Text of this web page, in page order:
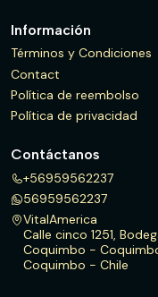
Información
Términos y Condiciones
Contact
Política de reembolso
Política de privacidad
Contáctanos
+56959562237
56959562237
VitalAmerica
Calle cinco 1251,
Coquimbo -
Coquimbo - Chile